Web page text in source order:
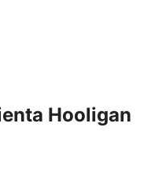
Hooligan